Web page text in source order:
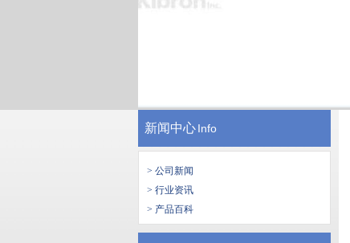
新闻中心Info
> 公司新闻
> 行业资讯
> 产品百科